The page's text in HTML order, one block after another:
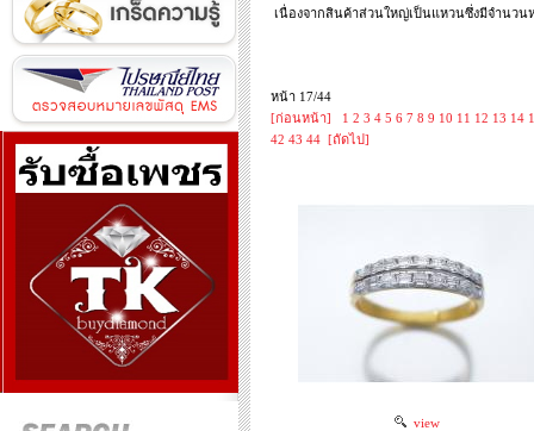
เนื่องจากสินค้าส่วนใหญ่เป็นแหวนซึ่งมีจำนวน
หน้า 17/44
[ก่อนหน้า]
1 2 3 4 5 6 7 8 9 10 11 12 13 14
42 43 44 [ถัดไป]
view